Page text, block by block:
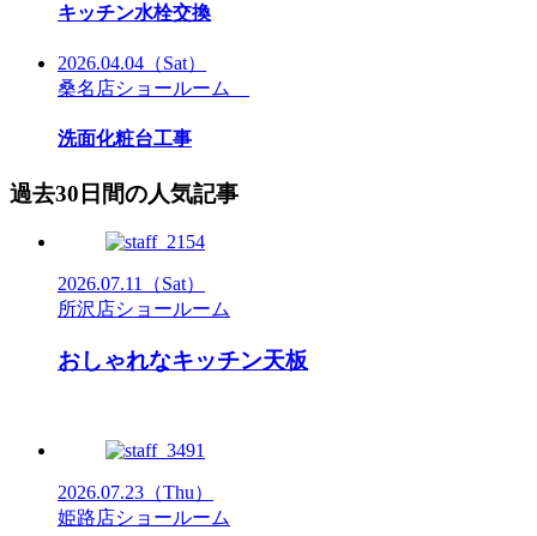
キッチン水栓交換
2026.04.04 （Sat）
桑名店ショールーム
洗面化粧台工事
過去30日間の人気記事
2026.07.11
（Sat）
所沢店ショールーム
おしゃれなキッチン天板
2026.07.23 （Thu）
姫路店ショールーム